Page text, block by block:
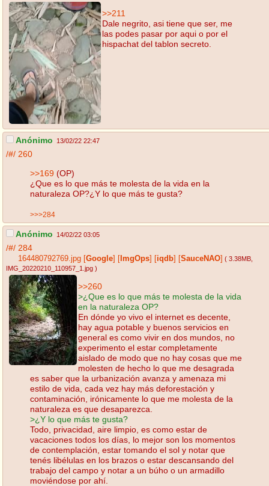
>>211
Dale negrito, asi tiene que ser, me
las podes pasar por aqui o por el
hispachat del tablon secreto.
Anónimo 13/02/22 22:47
/#/ 260
>>169 (OP)
¿Que es lo que más te molesta de la vida en la
naturaleza OP?¿Y lo que más te gusta?
>>>284
Anónimo 14/02/22 03:05
/#/ 284
164480792769.jpg Google ImgOps iqdb SauceNAO ( 3.38MB
IMG_20220210_110957_1.jpg )
>>260
>¿Que es lo que más te molesta de la vida
en la naturaleza OP?
En dónde yo vivo el internet es decente,
hay agua potable y buenos servicios en
general es como vivir en dos mundos, no
experimento el estar completamente
aislado de modo que no hay cosas que me
molesten de hecho lo que me desagrada
es saber que la urbanización avanza y amenaza mi
estilo de vida, cada vez hay más deforestación y
contaminación, irónicamente lo que me molesta de la
naturaleza es que desaparezca.
>¿Y lo que más te gusta?
Todo, privacidad, aire limpio, es como estar de
vacaciones todos los días, lo mejor son los momentos
de contemplación, estar tomando el sol y notar que
tenés libélulas en los brazos o estar descansando del
trabajo del campo y notar a un búho o un armadillo
moviéndose por ahí.